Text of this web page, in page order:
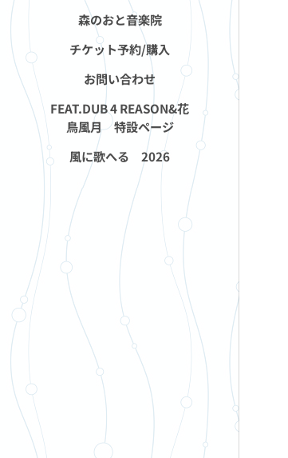
森のおと音楽院
チケット予約/購入
お問い合わせ
FEAT.DUB 4 REASON&花
鳥風月 特設ページ
風に歌へる 2026